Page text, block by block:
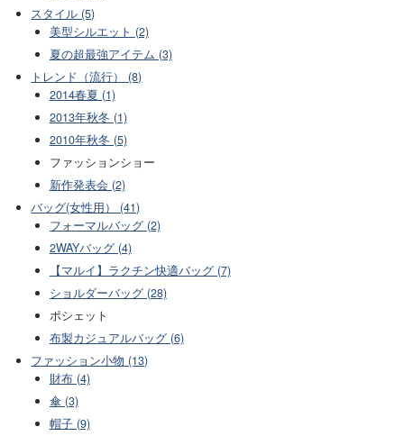
スタイル (5)
美型シルエット (2)
夏の超最強アイテム (3)
トレンド（流行） (8)
2014春夏 (1)
2013年秋冬 (1)
2010年秋冬 (5)
ファッションショー
新作発表会 (2)
バッグ(女性用） (41)
フォーマルバッグ (2)
2WAYバッグ (4)
【マルイ】ラクチン快適バッグ (7)
ショルダーバッグ (28)
ポシェット
布製カジュアルバッグ (6)
ファッション小物 (13)
財布 (4)
傘 (3)
帽子 (9)